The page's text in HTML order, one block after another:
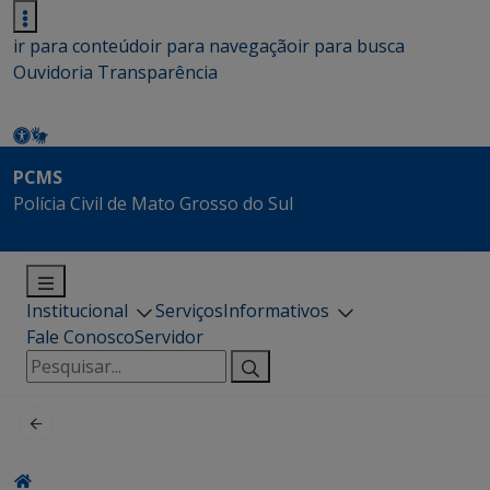
ir para conteúdoir para navegaçãoir para busca
Ouvidoria Transparência
PCMS
Polícia Civil de Mato Grosso do Sul
Institucional ServiçosInformativos
Fale ConoscoServidor
Pesquisar
por: